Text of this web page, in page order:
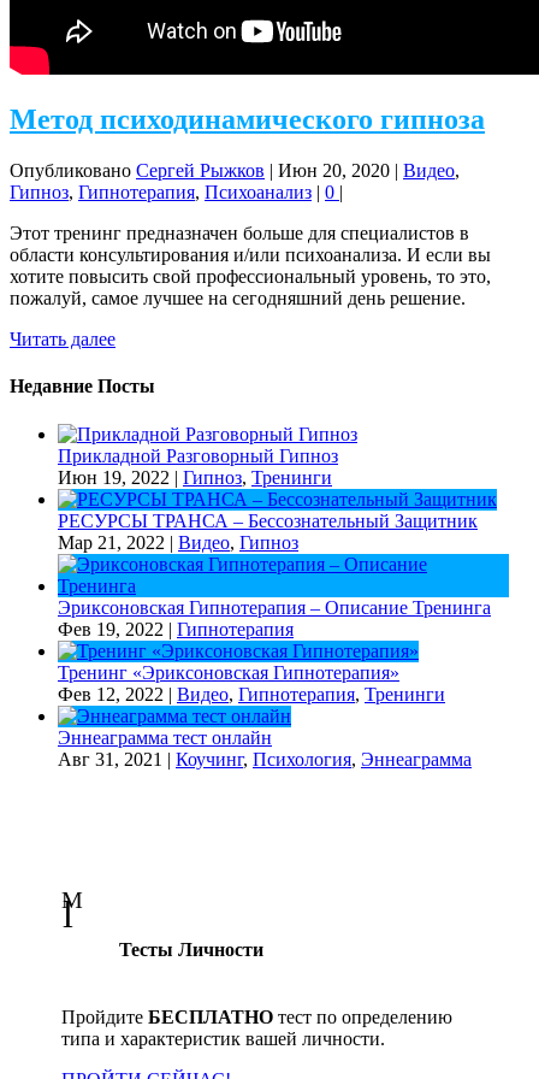
Метод психодинамического гипноза
Опубликовано Сергей Рыжков | Июн 20, 2020 | Видео,
Гипноз, Гипнотерапия, Психоанализ | 0 |
Этот тренинг предназначен больше для специалистов в
области консультирования и/или психоанализа. И если вы
хотите повысить свой профессиональный уровень, то это,
пожалуй, самое лучшее на сегодняшний день решение.
Читать далее
Недавние Посты
Прикладной Разговорный Гипноз
Июн 19, 2022 | Гипноз, Тренинги
РЕСУРСЫ ТРАНСА – Бессознательный Защитник
Мар 21, 2022 | Видео, Гипноз
Эриксоновская Гипнотерапия – Описание Тренинга
Фев 19, 2022 | Гипнотерапия
Тренинг «Эриксоновская Гипнотерапия»
Фев 12, 2022 | Видео, Гипнотерапия, Тренинги
Эннеаграмма тест онлайн
Авг 31, 2021 | Коучинг, Психология, Эннеаграмма
M
l
Тесты Личности
ПройдитеБЕСПЛАТНО тест по определению
типа и характеристик вашей личности.